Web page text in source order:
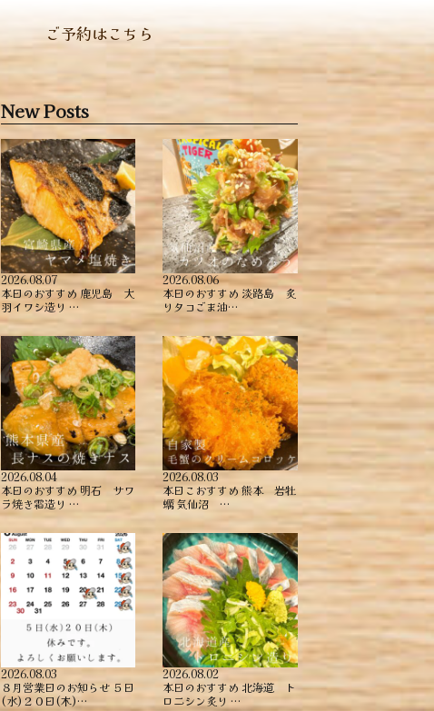
ご予約はこちら
New Posts
2026.08.07
本日のおすすめ ︎鹿児島 大
羽イワシ造り …
2026.08.06
本日のおすすめ ︎淡路島 炙
りタコごま油…
2026.08.04
本日のおすすめ ︎明石 サワ
ラ焼き霜造り …
2026.08.03
本日こおすすめ ︎熊本 岩牡
蠣 ︎気仙沼 …
2026.08.03
８月営業日のお知らせ ５日
(水)２０日(木)…
2026.08.02
本日のおすすめ ︎北海道 ト
ロニシン炙り …